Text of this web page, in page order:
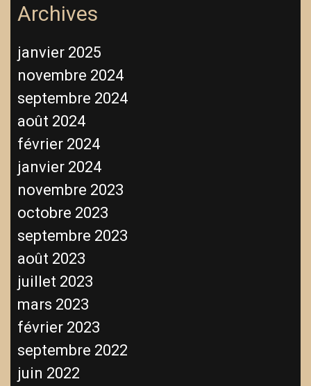
Archives
janvier 2025
novembre 2024
septembre 2024
août 2024
février 2024
janvier 2024
novembre 2023
octobre 2023
septembre 2023
août 2023
juillet 2023
mars 2023
février 2023
septembre 2022
juin 2022